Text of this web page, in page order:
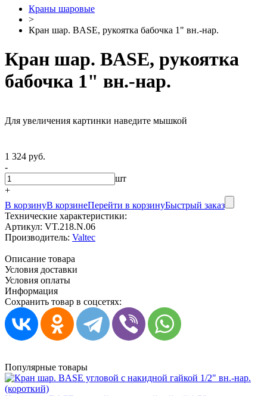
Краны шаровые
>
Кран шар. BASE, рукоятка бабочка 1" вн.-нар.
Кран шар. BASE, рукоятка
бабочка 1" вн.-нар.
Для увеличения картинки наведите мышкой
1 324 руб.
-
шт
+
В корзинуВ корзинеПерейти в корзинуБыстрый заказ
Технические характеристики:
Артикул: VT.218.N.06
Производитель: Valtec
Описание товара
Условия доставки
Условия оплаты
Информация
Сохранить товар в соцсетях:
Популярные товары